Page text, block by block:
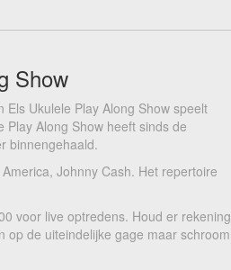
Show
Ukulele Play Along Show speelt
Along Show heeft sinds de
binnengehaald.
Johnny Cash. Het repertoire
voor live optredens. Houd er rekening
op de uiteindelijke gage maar schroom